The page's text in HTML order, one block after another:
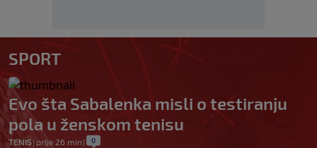
SPORT
Evo šta Sabalenka misli o testiranju
pola u ženskom tenisu
TENIS| prije 26 min | 0